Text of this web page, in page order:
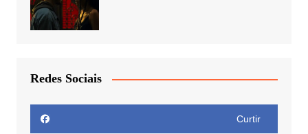
Redes Sociais
Curtir